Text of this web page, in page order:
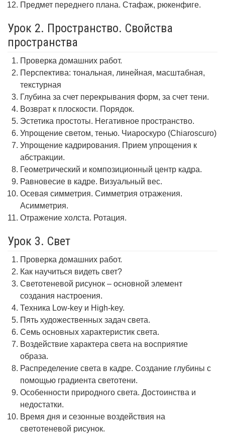
Предмет переднего плана. Стафаж, рюкенфиге.
Урок 2. Пространство. Свойства
пространства
Проверка домашних работ.
Перспектива: тональная, линейная, масштабная,
текстурная
Глубина за счет перекрывания форм, за счет тени.
Возврат к плоскости. Порядок.
Эстетика простоты. Негативное пространство.
Упрощение светом, тенью. Чиароскуро (Chiaroscuro)
Упрощение кадрирования. Прием упрощения к
абстракции.
Геометрический и композиционный центр кадра.
Равновесие в кадре. Визуальный вес.
Осевая симметрия. Симметрия отражения.
Асимметрия.
Отражение холста. Ротация.
Урок 3. Свет
Проверка домашних работ.
Как научиться видеть свет?
Светотеневой рисунок – основной элемент
создания настроения.
Техника Low-key и High-key.
Пять художественных задач света.
Семь основных характеристик света.
Воздействие характера света на восприятие
образа.
Распределение света в кадре. Создание глубины с
помощью градиента светотени.
Особенности природного света. Достоинства и
недостатки.
Время дня и сезонные воздействия на
светотеневой рисунок.